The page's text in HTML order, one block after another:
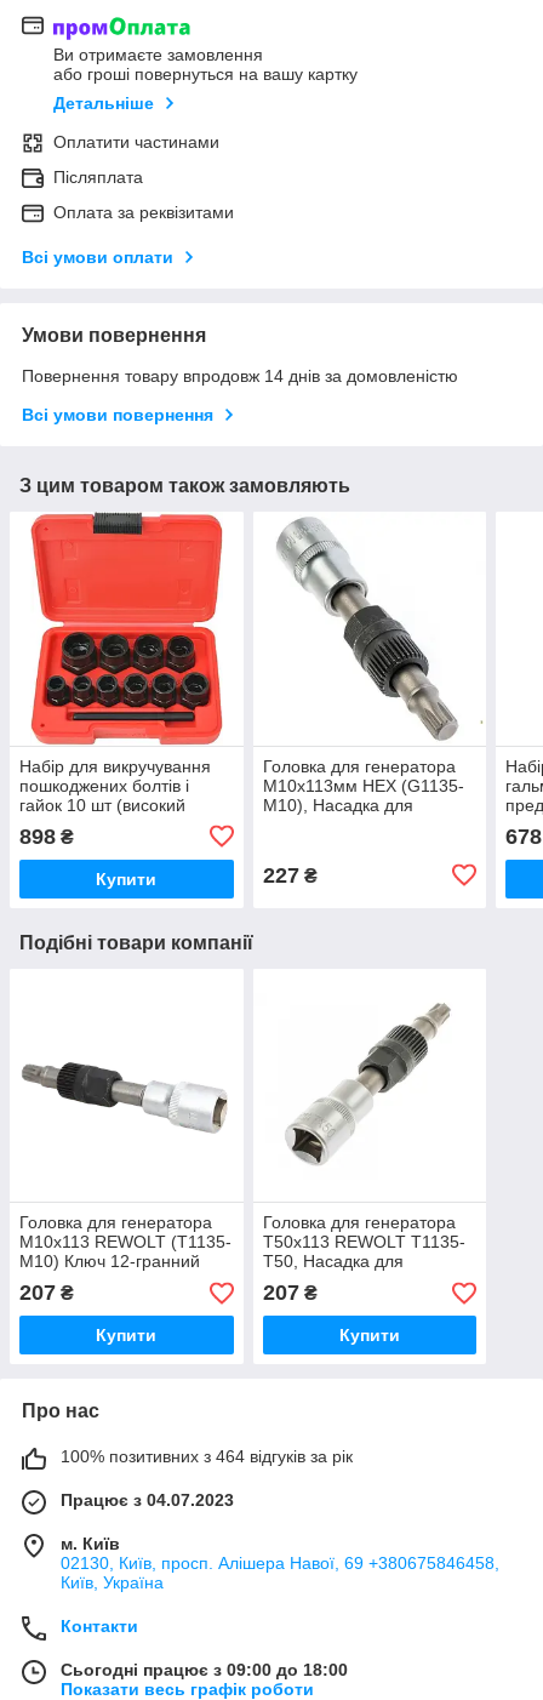
Ви отримаєте замовлення
або гроші повернуться на вашу картку
Детальніше
Оплатити частинами
Післяплата
Оплата за реквізитами
Всі умови оплати
Умови повернення
Повернення товару впродовж 14 днів за домовленістю
Всі умови повернення
З цим товаром також замовляють
Набір для викручування
пошкоджених болтів і
гайок 10 шт (високий
комплект екстракторів
898 ₴
Купити
Головка для генератора
M10x113мм HEX (G1135-
M10), Насадка для
227₴
678
Подібні товари компанії
Головка для генератора
M10x113 REWOLT (T1135-
M10) Ключ 12-гранний
Насадка для генератора
207 ₴
Купити
Головка для генератора
T50x113 REWOLT T1135-
T50, Насадка для
розбирання шківа на
генераторі
207₴
Купити
Про нас
100% позитивних з 464 відгуків за рік
Працює з 04.07.2023
м. Київ
02130, Київ, просп. Алішера Навої, 69 +380675846458,
Київ, Україна
Контакти
Сьогодні працює з 09:00 до 18:00
Показати весь графік роботи